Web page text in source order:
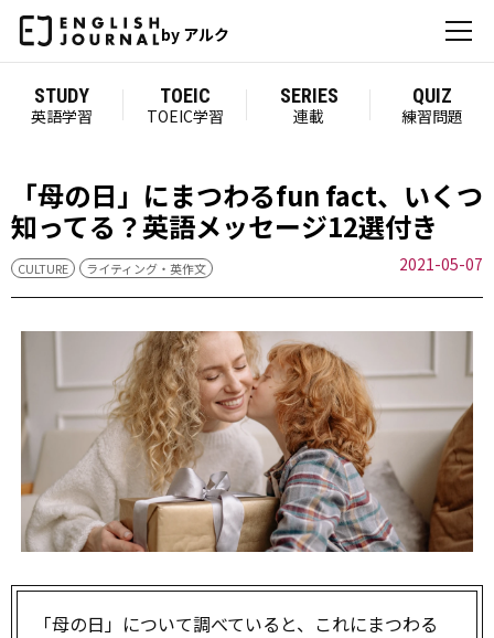
by アルク
STUDY
英語学習
TOEIC
TOEIC学習
SERIES
連載
QUIZ
練習問題
「母の日」にまつわるfun fact、いくつ
知ってる？英語メッセージ12選付き
CULTURE ライティング・英作文 2021-05-07
「母の日」について調べていると、これにまつわる